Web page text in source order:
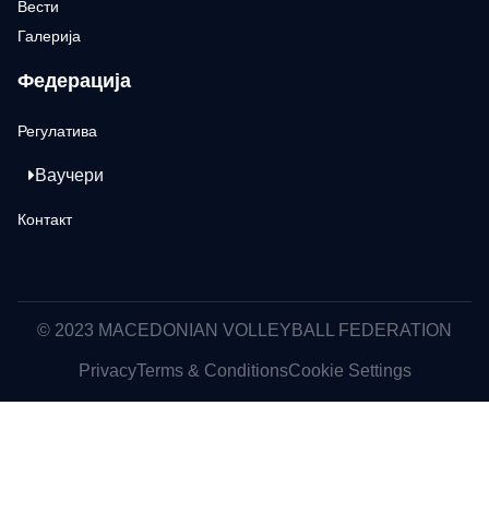
Вести
Галерија
Федерација
Регулатива
Ваучери
Контакт
© 2023 MACEDONIAN VOLLEYBALL FEDERATION
PrivacyTerms & ConditionsCookie Settings